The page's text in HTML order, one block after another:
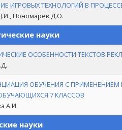
ИГРОВЫХ ТЕХНОЛОГИЙ В
Пономарёв Д.О.
науки
ОСОБЕННОСТИ ТЕКСТОВ
ОБУЧЕНИЯ С ПРИМЕНЕНИЕМ
7 КЛАССОВ
А.И.
науки